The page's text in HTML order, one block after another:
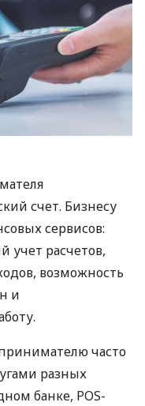
счет. Бизнесу
сервисов:
учет расчетов,
возможность
и
часто
разных
банке, POS-